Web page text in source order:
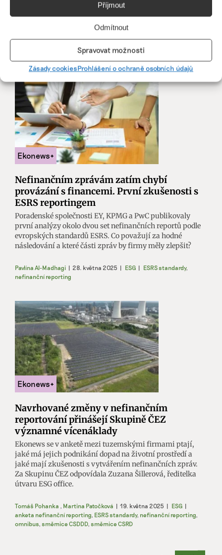
Příjmout
Odmítnout
Spravovat možnosti
Zásady cookiesProhlášení o ochraně osobních údajů
napsat jen to, co se jim líbí, připomínají experti
poradenské společnosti EY.
redakce | 24. července 2025 | Brandnews,Byznys | ESRS
VSME
Nefinančním zprávám zatím chybí
provázání s financemi. První zkušenosti s
ESRS reportingem
Poradenské společnosti EY, KPMG a PwC publikovaly
první analýzy okolo dvou set nefinančních reportů podle
evropských standardů ESRS. Co považují za hodné
následování a které části zpráv by firmy měly zlepšit?
Pavlína Al-Madhagi | 28. května 2025 | ESG | ESRS standardy,
nefinanční reporting
Navrhované změny v nefinančním
reportování přinášejí Skupině ČEZ
významné vícenáklady
Ekonews se v anketě mezi tuzemskými firmami ptají,
jaké má jejich podnikání dopad na životní prostředí a
jaké mají zkušenosti s vytvářením nefinančních zpráv.
Za Skupinu ČEZ odpovídala Zuzana Šillerová, ředitelka
útvaru ESG office.
Tomáš Pohanka Martina Patočková | 19. května 2025 | ESG |
anketa nefinanční reporting ESRS standardy, nefinanční reporting
omnibus směrnice CSDDD, směrnice CSRD